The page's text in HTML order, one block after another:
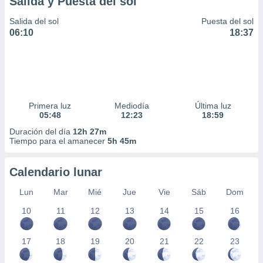
perfiles
utilizar
contenido
medir el
de la
a través
de
de
de
uso de
Salida del sol
06:10
Puesta del sol
18:37
Primera luz
05:48
Mediodía
12:23
Última luz
18:59
Duración del día 12h 27m
Tiempo para el amanecer 5h 45m
Calendario lunar
Lun Mar Mié Jue Vie Sáb
Dom
10
11 12 13 14 15 16
17 18 19 20 21 22 23